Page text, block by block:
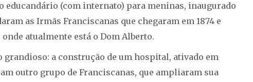
educandário (com internato) para meninas, inaugurado
as Irmãs Franciscanas que chegaram em 1874 e
atualmente está o Dom Alberto.
grandioso: a construção de um hospital, ativado em
outro grupo de Franciscanas, que ampliaram sua